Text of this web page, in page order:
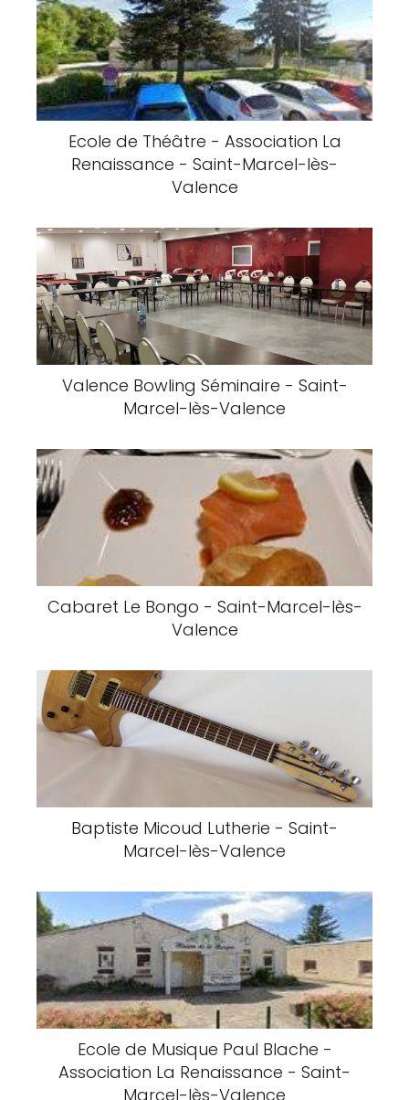
Ecole de Théâtre - Association La
Renaissance - Saint-Marcel-lès-
Valence
Valence Bowling Séminaire - Saint-
Marcel-lès-Valence
Cabaret Le Bongo - Saint-Marcel-lès-
Valence
Baptiste Micoud Lutherie - Saint-
Marcel-lès-Valence
Ecole de Musique Paul Blache -
Association La Renaissance - Saint-
Marcel-lès-Valence